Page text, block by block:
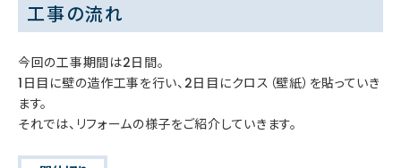
工事の流れ
今回の工事期間は2日間。
1日目に壁の造作工事を行い、2日目にクロス（壁紙）を貼っていき
ます。
それでは、リフォームの様子をご紹介していきます。